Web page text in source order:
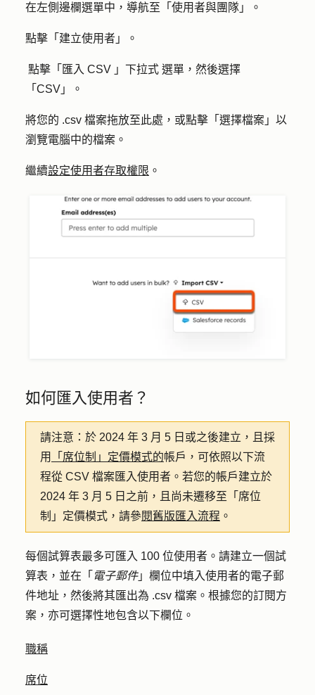
在左側邊欄選單中，導航至「 使用者與團隊 」。
點擊「 建立使用者 」。
點擊「 匯入 CSV 」 下拉式 選單，然後選擇
「 CSV 」。
將您的 .csv 檔案拖放至此處，或點擊「 選擇檔案 」以
瀏覽電腦中的檔案。
繼續設定使用者存取權限 。
如何匯入使用者？
請注意： 於 2024 年 3 月 5 日或之後建立，且採
用
「席位制」定價模式的帳戶，可依照以下流
程從 CSV 檔案匯入使用者。若您的帳戶建立於
2024 年 3 月 5 日之前，且尚未遷移至「席位
制」定價模式，請參閱舊版匯入流程 。
每個試算表最多可匯入 100 位使用者。請建立一個試
算表，並在「 電子郵件」欄位中填入使用者的電子郵
件地址，然後將其匯出為 .csv 檔案。根據您的訂閱方
案，亦可選擇性地包含以下欄位。
職稱
席位